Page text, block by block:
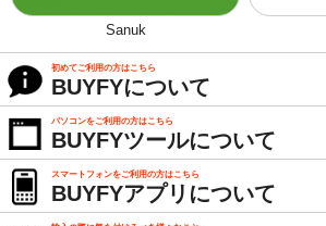
Sanuk
初めてご利用の方はこちら
BUYFYについて
パソコンをご利用の方はこちら
BUYFYツールについて
スマートフォンをご利用の方はこちら
BUYFYアプリについて